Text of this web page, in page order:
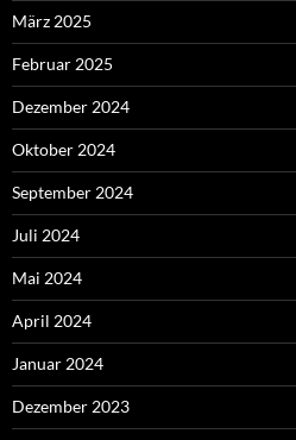
März 2025
Februar 2025
Dezember 2024
Oktober 2024
September 2024
Juli 2024
Mai 2024
April 2024
Januar 2024
Dezember 2023